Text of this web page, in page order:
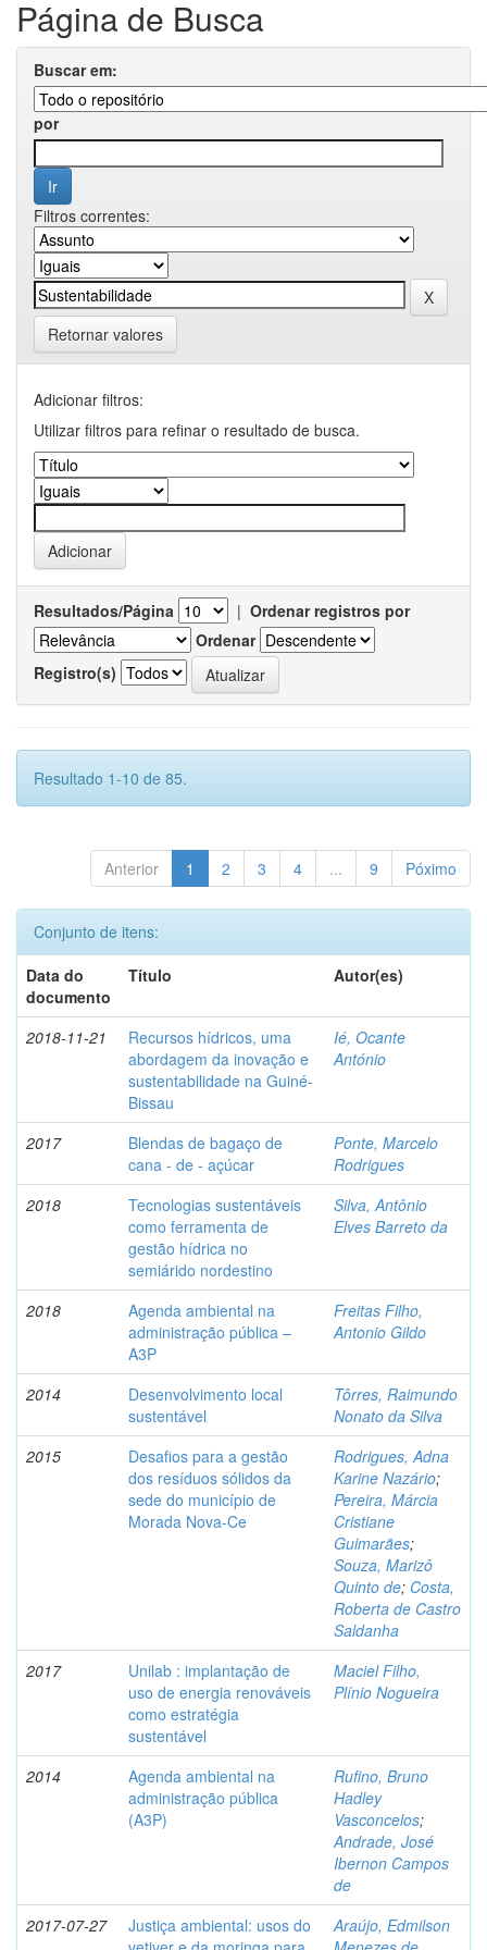
Página de Busca
Buscar em:
por
Filtros correntes:
Retornar valores
Adicionar filtros:
Utilizar filtros para refinar o resultado de busca.
Resultados/Página | Ordenar registros por
Ordenar
Registro(s)
Resultado 1-10 de 85.
Anterior 1 2 3 4 ... 9 Póximo
Conjunto de itens:
Data do
documento
Título Autor(es)
2018-11-21
Recursos hídricos, uma
abordagem da inovação e
sustentabilidade na Guiné-
Bissau
Ié, Ocante
António
2017
Blendas de bagaço de
cana - de - açúcar
Ponte, Marcelo
Rodrigues
2018
Tecnologias sustentáveis
como ferramenta de
gestão hídrica no
semiárido nordestino
Silva, Antônio
Elves Barreto da
2018
Agenda ambiental na
administração pública –
A3P
Freitas Filho,
Antonio Gildo
2014
Desenvolvimento local
sustentável
Tôrres, Raimundo
Nonato da Silva
2015
Desafios para a gestão
dos resíduos sólidos da
sede do município de
Morada Nova-Ce
Rodrigues, Adna
Karine Nazário;
Pereira, Márcia
Cristiane
Guimarães;
Souza, Marizô
Quinto de; Costa,
Roberta de Castro
Saldanha
2017
Unilab : implantação de
uso de energia renováveis
como estratégia
sustentável
Maciel Filho,
Plínio Nogueira
2014
Agenda ambiental na
administração pública
(A3P)
Rufino, Bruno
Hadley
Vasconcelos;
Andrade, José
Ibernon Campos
de
2017-07-27
Justiça ambiental: usos do
Araújo, Edmilson